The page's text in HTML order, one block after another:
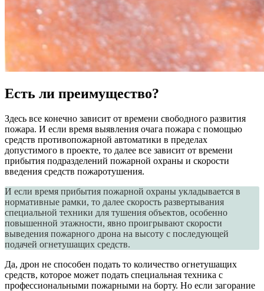
Есть ли преимущество?
Здесь все конечно зависит от времени свободного развития
пожара. И если время выявления очага пожара с помощью
средств противопожарной автоматики в пределах
допустимого в проекте, то далее все зависит от времени
прибытия подразделений пожарной охраны и скорости
введения средств пожаротушения.
И если время прибытия пожарной охраны укладывается в
нормативные рамки, то далее скорость развертывания
специальной техники для тушения объектов, особенно
повышенной этажности, явно проигрывают скорости
выведения пожарного дрона на высоту с последующей
подачей огнетушащих средств.
Да, дрон не способен подать то количество огнетушащих
средств, которое может подать специальная техника с
профессиональными пожарными на борту. Но если загорание